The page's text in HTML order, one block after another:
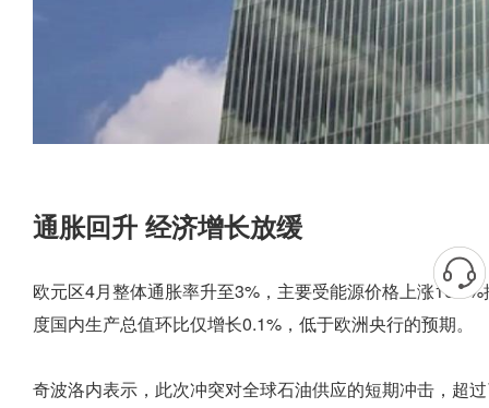
通胀回升 经济增长放缓
欧元区4月整体通胀率升至3%，主要受能源价格上涨
度国内生产总值环比仅增长0.1%，低于欧洲央行的预期。
奇波洛内表示，此次冲突对全球石油供应的短期冲击，超